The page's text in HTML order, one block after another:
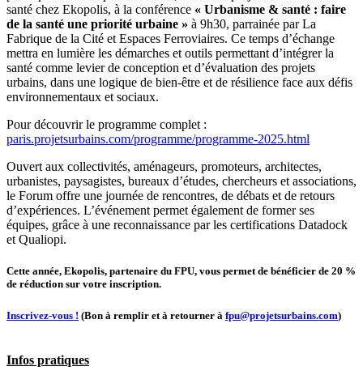
santé chez Ekopolis, à la conférence « Urbanisme & santé : faire
de la santé une priorité urbaine » à 9h30, parrainée par La
Fabrique de la Cité et Espaces Ferroviaires. Ce temps d’échange
mettra en lumière les démarches et outils permettant d’intégrer la
santé comme levier de conception et d’évaluation des projets
urbains, dans une logique de bien-être et de résilience face aux défis
environnementaux et sociaux.
Pour découvrir le programme complet :
paris.projetsurbains.com/programme/programme-2025.html
Ouvert aux collectivités, aménageurs, promoteurs, architectes,
urbanistes, paysagistes, bureaux d’études, chercheurs et associations,
le Forum offre une journée de rencontres, de débats et de retours
d’expériences. L’événement permet également de former ses
équipes, grâce à une reconnaissance par les certifications Datadock
et Qualiopi.
Cette année, Ekopolis, partenaire du FPU, vous permet de bénéficier de 20 %
de réduction sur votre inscription.
Inscrivez-vous ! (Bon à remplir et à retourner à fpu@projetsurbains.com)
Infos pratiques